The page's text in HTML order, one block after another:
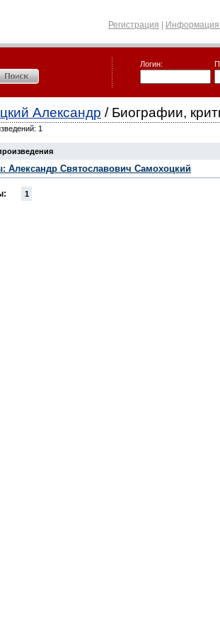
Регистрация Информация
Логин:
Александр / Биографии,
1
Александр Святославович Самохоцкий
1